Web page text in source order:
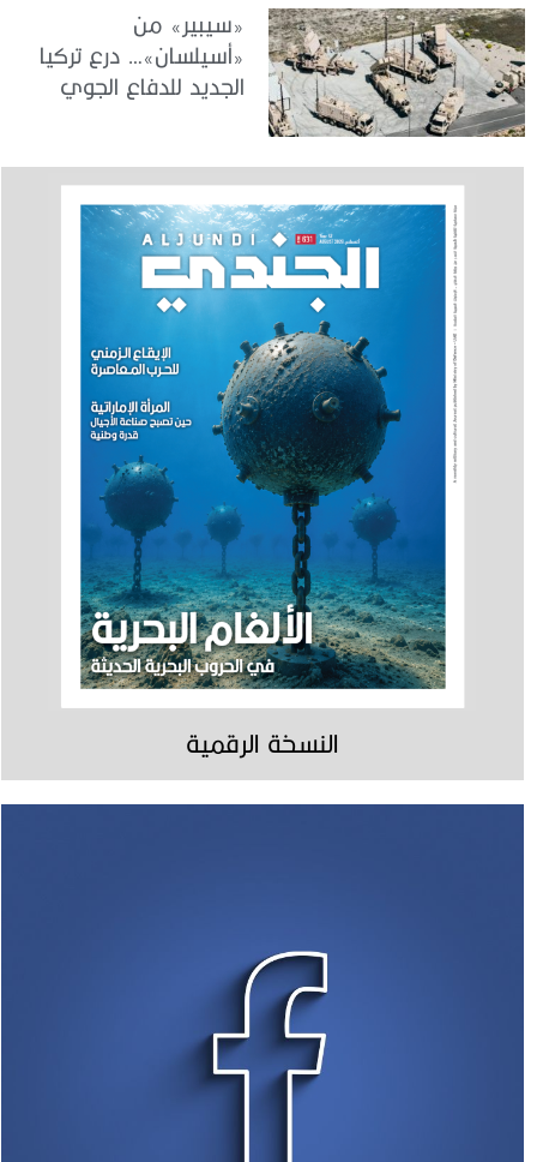
«سيبير» من
«أسيلسان»… درع تركيا
الجديد للدفاع الجوي
النسخة الرقمية